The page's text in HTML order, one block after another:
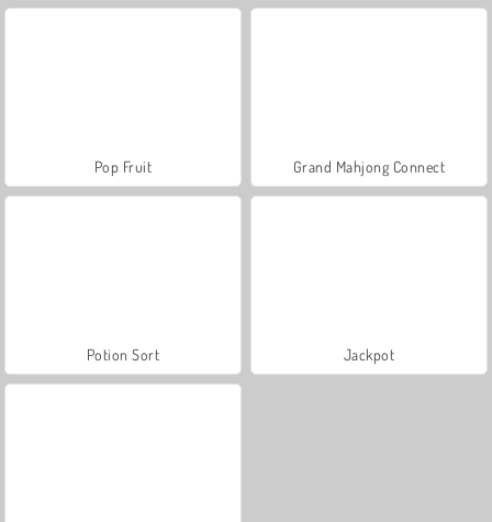
Pop Fruit Grand Mahjong Connect
Potion Sort Jackpot